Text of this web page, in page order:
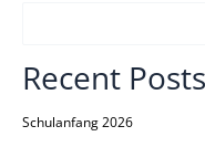
Recent Posts
Schulanfang 2026